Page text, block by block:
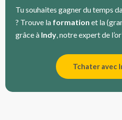
Tu souhaites gagner du temps
? Trouve la formation et la
grâce à Indy, notre expert de
Tchater avec